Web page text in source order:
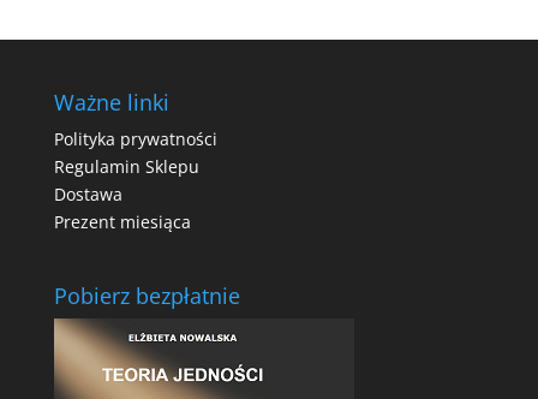
Ważne linki
Polityka prywatności
Regulamin Sklepu
Dostawa
Prezent miesiąca
Pobierz bezpłatnie